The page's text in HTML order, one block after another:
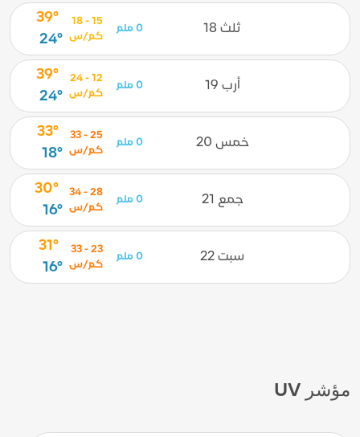
ثلث 18 0 ملم
15 - 18
كم/س
39°
24°
أرب 19 0 ملم
12 - 24
كم/س
39°
24°
خمس 20 0 ملم
25 - 33
كم/س
33°
18°
جمع 21 0 ملم
28 - 34
كم/س
30°
16°
سبت 22 0 ملم
23 - 33
كم/س
31°
16°
مؤشر UV